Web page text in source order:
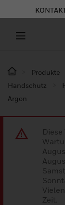
Produkte
Handschutz
Argon
Zeit.